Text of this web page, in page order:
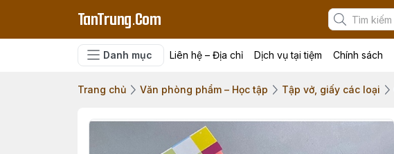
TanTrung.Com
Danh mục Liên hệ – Địa chỉ Dịch vụ tại tiệm Chính sách
Trang chủ Văn phòng phẩm – Học tập Tập vở, giấy các loại